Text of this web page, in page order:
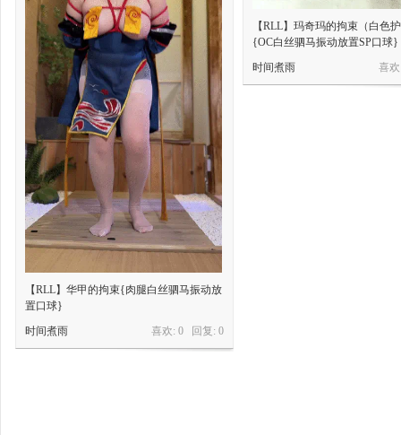
【RLL】玛奇玛的拘束（白色
{OC白丝驷马振动放置SP口球}
喜
时间煮雨
【RLL】华甲的拘束{肉腿白丝驷马振动放
置口球}
喜欢: 0 回复: 0
时间煮雨